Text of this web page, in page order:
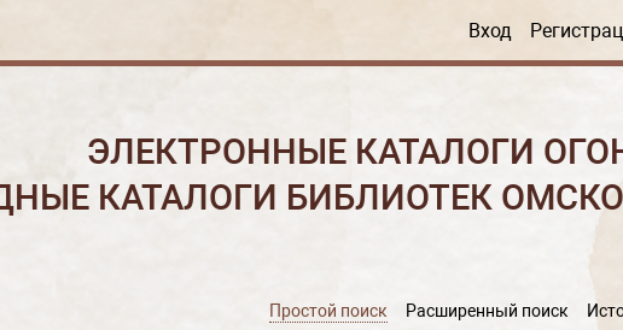
Вход
ЭЛЕКТРОННЫЕ КАТАЛОГИ
КАТАЛОГИ БИБЛИОТЕК
Простой поиск Расширенный поиск